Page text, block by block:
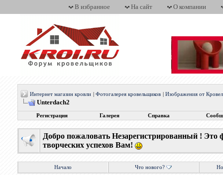
В избранное На сайт О компании
Интернет магазин кровли Фотогалерея кровельщиков Изображения от
Unterdach2
Регистрация Галерея Справка
Добро пожаловать Незарегистрированный !
творческих успехов Вам!
Начало Что нового?